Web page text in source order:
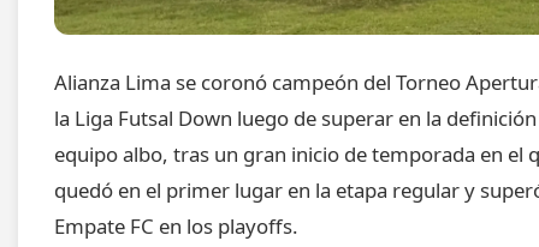
Alianza Lima se coronó campeón del Torneo
la Liga Futsal Down luego de superar en la
equipo albo, tras un gran inicio de temporada en el
quedó en el primer lugar en la etapa regular y
Empate FC en los playoffs.